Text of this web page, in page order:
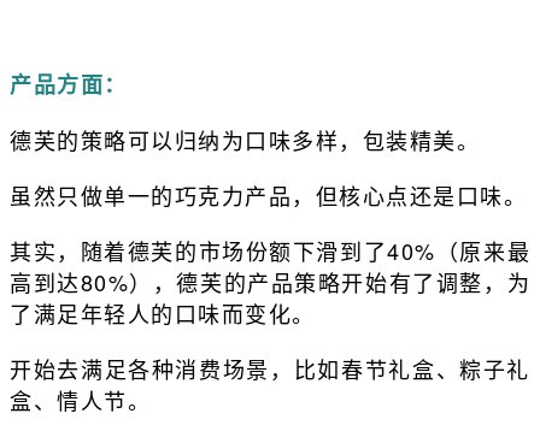
产品方面：
德芙的策略可以归纳为口味多样，包装精美。
虽然只做单一的巧克力产品，但核心点还是口味。
其实，随着德芙的市场份额下滑到了40%（原来最
高到达80%），德芙的产品策略开始有了调整，为
了满足年轻人的口味而变化。
开始去满足各种消费场景，比如春节礼盒、粽子礼
盒、情人节。